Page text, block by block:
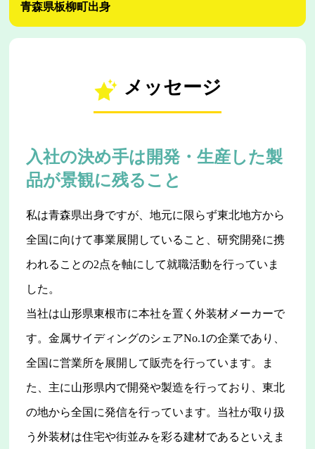
青森県板柳町出身
メッセージ
入社の決め手は開発・生産した製
品が景観に残ること
私は青森県出身ですが、地元に限らず東北地方から
全国に向けて事業展開していること、研究開発に携
われることの2点を軸にして就職活動を行っていま
した。
当社は山形県東根市に本社を置く外装材メーカーで
す。金属サイディングのシェアNo.1の企業であり、
全国に営業所を展開して販売を行っています。ま
た、主に山形県内で開発や製造を行っており、東北
の地から全国に発信を行っています。当社が取り扱
う外装材は住宅や街並みを彩る建材であるといえま